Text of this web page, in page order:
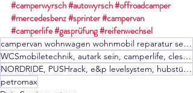
#camperwyrsch#autowyrsch#offroadcamper
#mercedesbenz#sprinter#campervan
#camperlife#gasprüfung#reifenwechsel
campervan wohnwagen wohnmobil reparatur servicepartner autark hammerschlag
WCSmobiletechnik, autark sein, camperlife, clesana, thule, dometic, movera, frankana freiko, e&p,
NORDRIDE, PUSHrack, e&p levelsystem, hubstützen, zuziehhilfe, Frankia, Yukon, Offroad camper,
petromax